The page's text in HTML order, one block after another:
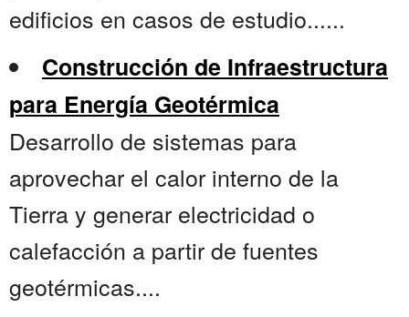
edificios en casos de estudio......
Construcción de Infraestructura
para Energía Geotérmica
Desarrollo de sistemas para
aprovechar el calor interno de la
Tierra y generar electricidad o
calefacción a partir de fuentes
geotérmicas....